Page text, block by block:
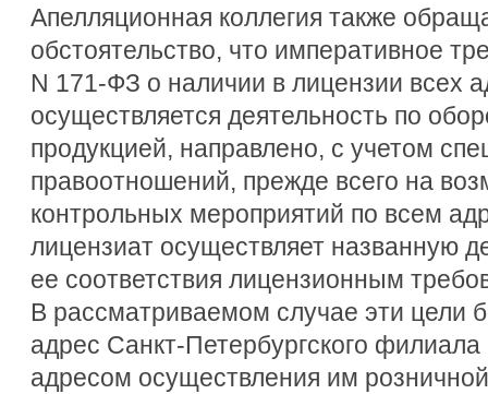
Апелляционная коллегия также
обстоятельство, что императивное
N 171-ФЗ о наличии в лицензии всех
осуществляется деятельность по
продукцией, направлено, с учетом
правоотношений, прежде всего на
контрольных мероприятий по всем
лицензиат осуществляет названную
ее соответствия лицензионным
В рассматриваемом случае эти цели
адрес Санкт-Петербургского
адресом осуществления им